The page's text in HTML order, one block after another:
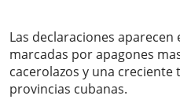
Las declaraciones
marcadas por apagones
cacerolazos y una creciente
provincias cubanas.